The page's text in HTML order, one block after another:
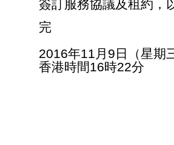
簽訂服務協議及租約
完
2016年11月9日（星期
香港時間16時22分